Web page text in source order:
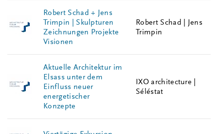
Robert Schad + Jens
Trimpin | Skulpturen
Zeichnungen Projekte
Visionen
Robert Schad | Jens
Trimpin
Aktuelle Architektur im
Elsass unter dem
Einfluss neuer
energetischer
Konzepte
IXO architecture |
Séléstat